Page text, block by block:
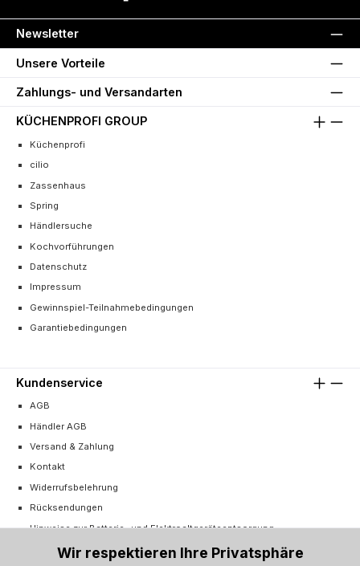
Newsletter
Unsere Vorteile
Zahlungs- und Versandarten
KÜCHENPROFI GROUP
Küchenprofi
cilio
Zassenhaus
Spring
Händlersuche
Kochvorführungen
Datenschutz
Impressum
Gewinnspiel-Teilnahmebedingungen
Garantiebedingungen
Kundenservice
AGB
Händler AGB
Versand & Zahlung
Kontakt
Widerrufsbelehrung
Rücksendungen
Hinweise zur Batterie- und Elektroaltgeräteentsorgung
Cookie-Einstellungen
Wir respektieren Ihre Privatsphäre